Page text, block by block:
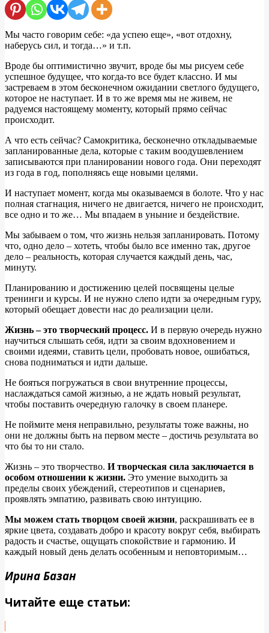
Мы часто говорим себе: «да успею еще», «вот отдохну,
наберусь сил, и тогда…» и т.п.
Вроде бы оптимистично звучит, вроде бы мы рисуем себе
успешное будущее, что когда-то все будет классно. И мы
застреваем в этом бесконечном ожидании светлого будущего,
которое не наступает. И в то же время мы не живем, не
радуемся настоящему моменту, который прямо сейчас
происходит.
А что есть сейчас? Самокритика, бесконечно откладываемые
запланированные дела, которые с таким воодушевлением
записываются при планировании нового года. Они переходят
из года в год, пополняясь еще новыми целями.
И наступает момент, когда мы оказываемся в болоте. Что у нас
полная стагнация, ничего не двигается, ничего не происходит,
все одно и то же… Мы впадаем в уныние и бездействие.
Мы забываем о том, что жизнь нельзя запланировать. Потому
что, одно дело – хотеть, чтобы было все именно так, другое
дело – реальность, которая случается каждый день, час,
минуту.
Планированию и достижению целей посвящены целые
тренинги и курсы. И не нужно слепо идти за очередным гуру,
который обещает довести нас до реализации цели.
Жизнь – это творческий процесс. И в первую очередь нужно
научиться слышать себя, идти за своим вдохновением и
своими идеями, ставить цели, пробовать новое, ошибаться,
снова подниматься и идти дальше.
Не бояться погружаться в свои внутренние процессы,
наслаждаться самой жизнью, а не ждать новый результат,
чтобы поставить очередную галочку в своем планере.
Не поймите меня неправильно, результаты тоже важны, но
они не должны быть на первом месте – достичь результата во
что бы то ни стало.
Жизнь – это творчество. И творческая сила заключается в
особом отношении к жизни. Это умение выходить за
пределы своих убеждений, стереотипов и сценариев,
проявлять эмпатию, развивать свою интуицию.
Мы можем стать творцом своей жизни, раскрашивать ее в
яркие цвета, создавать добро и красоту вокруг себя, выбирать
радость и счастье, ощущать спокойствие и гармонию. И
каждый новый день делать особенным и неповторимым…
Ирина Базан
Читайте еще статьи: